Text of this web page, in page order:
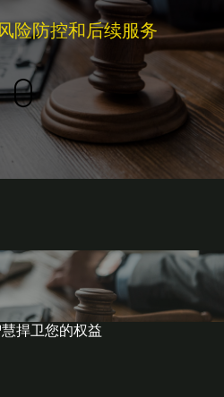
险防控和后续服务
捍卫您的权益